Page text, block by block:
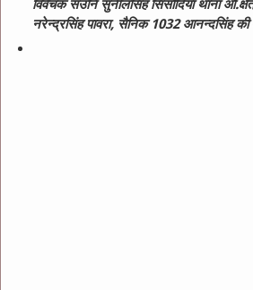
विवेचक सउनि सुनीलसिंह सिसोदिया थाना
नरेन्द्रसिंह पावरा, सैनिक 1032 आनन्दसिंह की